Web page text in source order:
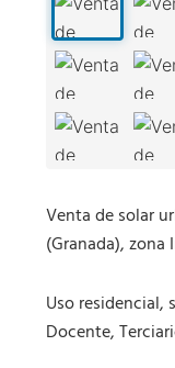
Venta de solar
(Granada),
Uso residencial,
Docente,